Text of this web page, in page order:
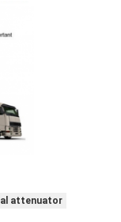
attenuator